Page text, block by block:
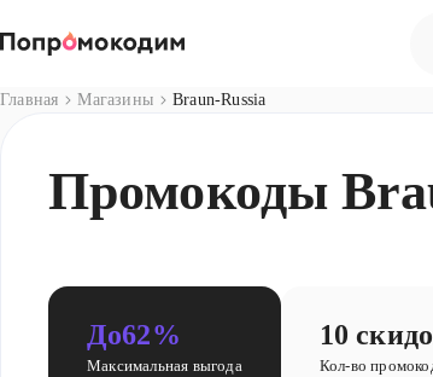
Главная Магазины Braun-Russia
Промокоды
До62%
Максимальная выгода
10
Кол-во